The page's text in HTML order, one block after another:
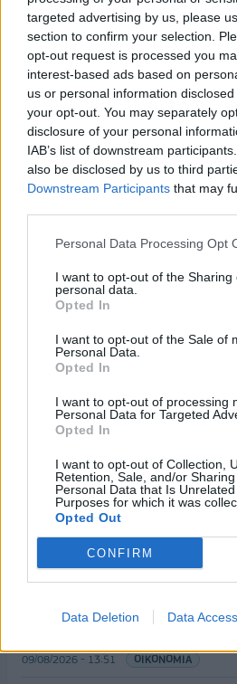
targeted advertising by us, please
section to confirm your selection.
opt-out request is processed you
interest-based ads based on
us or personal information
your opt-out. You may separately
disclosure of your personal
IAB’s list of downstream
also be disclosed by us to third
Downstream Participants that may
Personal Data Processing Opt
I want to opt-out of the Sharing
personal data.
Opted In
I want to opt-out of the Sale of
Personal Data.
Opted In
I want to opt-out of processing
Personal Data for Targeted
Opted In
I want to opt-out of Collection,
Retention, Sale, and/or
Personal Data that Is
Purposes for which it was
Opted Out
CONFIRM
Data Deletion Data Access
Οργή για τη μετατροπή σε
πλημμέλημα της
κατασκευής μολότοφ
13/03/2019 - 02:00
ΡΟΗ ΕΙΔΗΣΕΩΝ
Π. Μαρινάκης: «Το δημογραφικό
περιμένει»
09/08/2026 - 14:34 ΠΟΛΙΤΙΚΗ
Ε. Τουρνάς: Πάνω από 400
ημέρες - Σε επιφυλακή ο
09/08/2026 - 14:17 ΠΟΛΙΤΙΚΗ
ανταγωνιστές – Άνοδος
09/08/2026 - 13:51 ΟΙΚΟΝΟΜΙΑ